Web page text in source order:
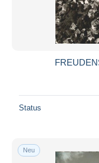
Status
Neu